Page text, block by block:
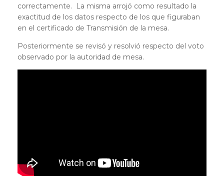
correctamente. La misma arrojó como resultado la
exactitud de los datos respecto de los que figuraban
en el certificado de Transmisión de la mesa.
Posteriormente se revisó y resolvió respecto del voto
observado por la autoridad de mesa.